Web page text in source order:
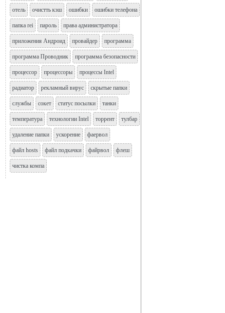
отель очистть кэш ошибки ошибки телефона
папка rei пароль права администратора
приложения Андроид провайдер программа
программа Проводник программа безопасности
процессор процессоры процессы Intel
радиатор рекламный вирус скрытые папки
службы сокет статус посылки танки
температура технологии Intel торрент тулбар
удаление папки ускорение фаервол
файл hosts файл подкачки файрвол флеш
чистка компа